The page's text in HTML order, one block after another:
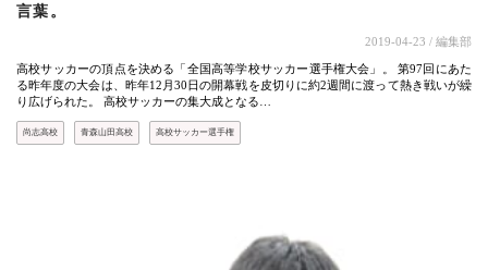
言葉。
2019-04-23 / 編集部
高校サッカーの頂点を決める「全国高等学校サッカー選手権大会」。 第97回にあた
る昨年度の大会は、昨年12月30日の開幕戦を皮切りに約2週間に渡って熱き戦いが繰
り広げられた。 高校サッカーの集大成となる…
尚志高校 青森山田高校 高校サッカー選手権